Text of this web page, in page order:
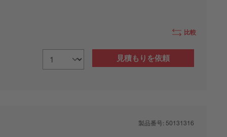
比較
見積もりを依頼
製品番号: 50131316